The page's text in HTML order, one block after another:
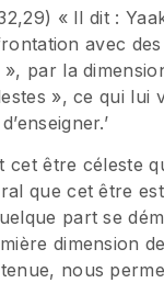
« Il dit :
avec
par la
», ce qui lui
cet être céleste
que cet être
part se
dimension
nous